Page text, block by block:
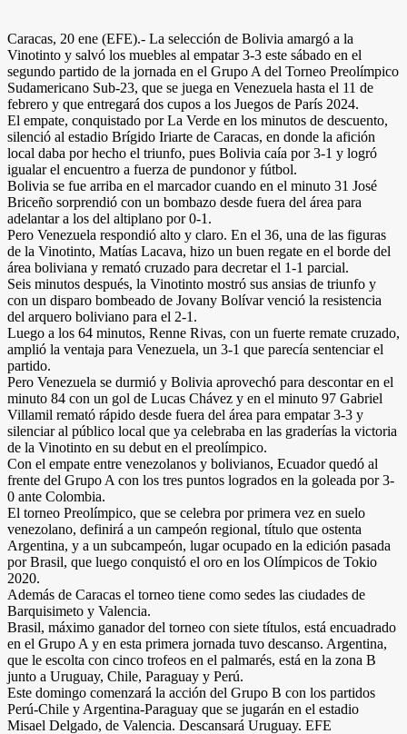
Caracas, 20 ene (EFE).- La selección de Bolivia amargó a la
Vinotinto y salvó los muebles al empatar 3-3 este sábado en el
segundo partido de la jornada en el Grupo A del Torneo Preolímpico
Sudamericano Sub-23, que se juega en Venezuela hasta el 11 de
febrero y que entregará dos cupos a los Juegos de París 2024.
El empate, conquistado por La Verde en los minutos de descuento,
silenció al estadio Brígido Iriarte de Caracas, en donde la afición
local daba por hecho el triunfo, pues Bolivia caía por 3-1 y logró
igualar el encuentro a fuerza de pundonor y fútbol.
Bolivia se fue arriba en el marcador cuando en el minuto 31 José
Briceño sorprendió con un bombazo desde fuera del área para
adelantar a los del altiplano por 0-1.
Pero Venezuela respondió alto y claro. En el 36, una de las figuras
de la Vinotinto, Matías Lacava, hizo un buen regate en el borde del
área boliviana y remató cruzado para decretar el 1-1 parcial.
Seis minutos después, la Vinotinto mostró sus ansias de triunfo y
con un disparo bombeado de Jovany Bolívar venció la resistencia
del arquero boliviano para el 2-1.
Luego a los 64 minutos, Renne Rivas, con un fuerte remate cruzado,
amplió la ventaja para Venezuela, un 3-1 que parecía sentenciar el
partido.
Pero Venezuela se durmió y Bolivia aprovechó para descontar en el
minuto 84 con un gol de Lucas Chávez y en el minuto 97 Gabriel
Villamil remató rápido desde fuera del área para empatar 3-3 y
silenciar al público local que ya celebraba en las graderías la victoria
de la Vinotinto en su debut en el preolímpico.
Con el empate entre venezolanos y bolivianos, Ecuador quedó al
frente del Grupo A con los tres puntos logrados en la goleada por 3-
0 ante Colombia.
El torneo Preolímpico, que se celebra por primera vez en suelo
venezolano, definirá a un campeón regional, título que ostenta
Argentina, y a un subcampeón, lugar ocupado en la edición pasada
por Brasil, que luego conquistó el oro en los Olímpicos de Tokio
2020.
Además de Caracas el torneo tiene como sedes las ciudades de
Barquisimeto y Valencia.
Brasil, máximo ganador del torneo con siete títulos, está encuadrado
en el Grupo A y en esta primera jornada tuvo descanso. Argentina,
que le escolta con cinco trofeos en el palmarés, está en la zona B
junto a Uruguay, Chile, Paraguay y Perú.
Este domingo comenzará la acción del Grupo B con los partidos
Perú-Chile y Argentina-Paraguay que se jugarán en el estadio
Misael Delgado, de Valencia. Descansará Uruguay. EFE